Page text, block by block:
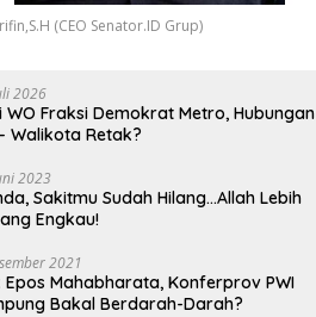
(CEO Senator.ID Grup)
2026
WO Fraksi Demokrat Metro, Hubungan
Walikota Retak?
2023
Sakitmu Sudah Hilang…Allah Lebih
Engkau!
2021
Epos Mahabharata, Konferprov PWI
Bakal Berdarah-Darah?